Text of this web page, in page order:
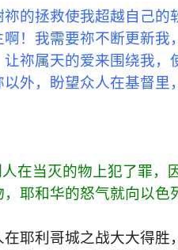
的拯救使我超越自己
！我需要祢不断更新
祢属天的爱来围绕我
外，盼望众人在基督
人在当灭的物上犯了罪
耶和华的怒气就向以色
耶利哥城之战大大得